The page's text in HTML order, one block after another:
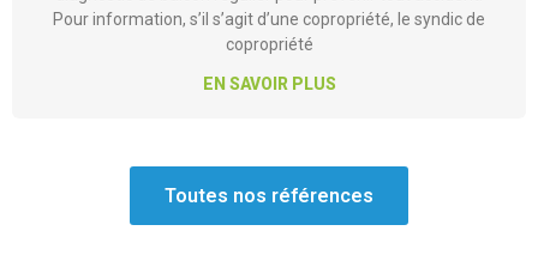
agressions extérieures. Ainsi, il convient de prévoir un
diagnostic de balcon régulier pour prévenir tout accident.
copropriété